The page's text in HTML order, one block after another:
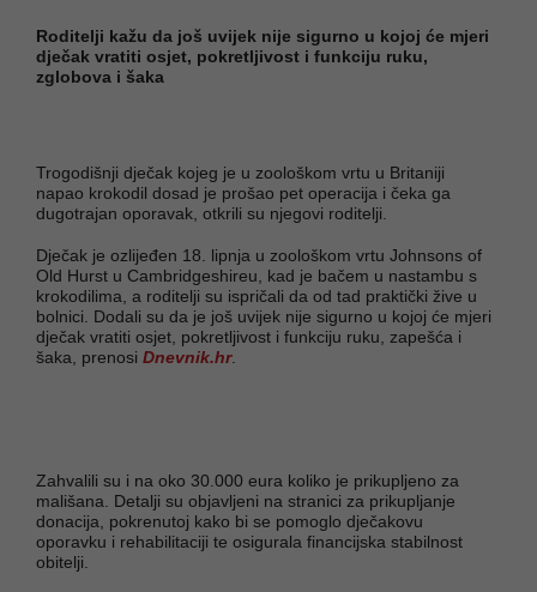
Roditelji kažu da još uvijek nije sigurno u kojoj će mjeri
dječak vratiti osjet, pokretljivost i funkciju ruku,
zglobova i šaka
Trogodišnji dječak kojeg je u zoološkom vrtu u Britaniji
napao krokodil dosad je prošao pet operacija i čeka ga
dugotrajan oporavak, otkrili su njegovi roditelji.
Dječak je ozlijeđen 18. lipnja u zoološkom vrtu Johnsons of
Old Hurst u Cambridgeshireu, kad je bačem u nastambu s
krokodilima, a roditelji su ispričali da od tad praktički žive u
bolnici. Dodali su da je još uvijek nije sigurno u kojoj će mjeri
dječak vratiti osjet, pokretljivost i funkciju ruku, zapešća i
šaka, prenosi Dnevnik.hr.
Zahvalili su i na oko 30.000 eura koliko je prikupljeno za
mališana. Detalji su objavljeni na stranici za prikupljanje
donacija, pokrenutoj kako bi se pomoglo dječakovu
oporavku i rehabilitaciji te osigurala financijska stabilnost
obitelji.